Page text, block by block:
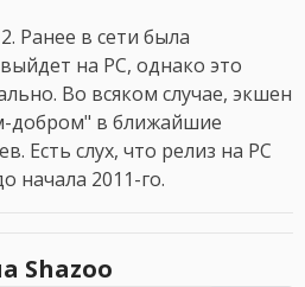
Ранее в сети была
на PC, однако это
Во всяком случае, экшен
добром" в ближайшие
Есть слух, что релиз на PC
начала 2011-го.
Shazoo